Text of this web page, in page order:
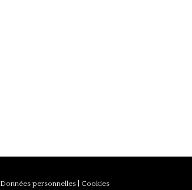
Données personnelles Cookies